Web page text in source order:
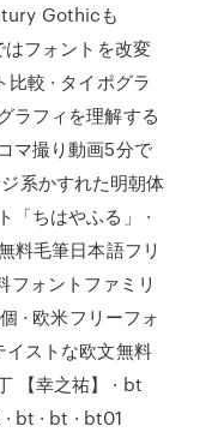
Gothicも
フォントを改変
較 · タイポグラ
ラフィを理解する
マ撮り動画5分で
系かすれた明朝体
「ちはやふる」 ·
料毛筆日本語フリ
ォントファミリ
· 欧米フリーフォ
イストな欧文無料
【幸之祐】 · bt
bt · bt · bt01